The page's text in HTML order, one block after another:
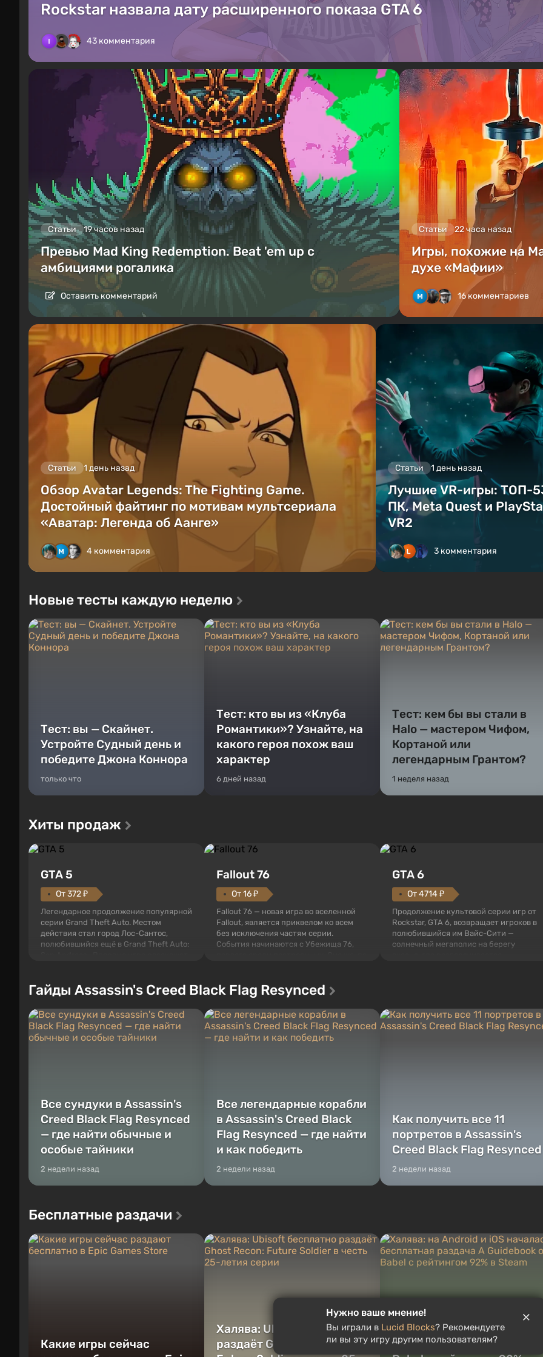
Rockstar назвала дату расширенного показа GTA 6
43 комментария
Статьи 19 часов назад
Превью Mad King Redemption. Beat 'em up с
амбициями рогалика
Оставить комментарий
Статьи 22 часа назад
Игры, похожие на
духе «Мафии»
16 комментариев
Статьи 1 день назад
Обзор Avatar Legends: The Fighting Game.
Достойный файтинг по мотивам мультсериала
«Аватар: Легенда об Аанге»
4 комментария
Статьи 1 день назад
Лучшие VR-игры: ТОП-
ПК, Meta Quest и
VR2
3 комментария
Новые тесты каждую неделю
Тест: вы — Скайнет.
Устройте Судный день и
победите Джона Коннора
только что
Тест: кто вы из «Клуба
Романтики»? Узнайте, на
какого героя похож ваш
характер
6 дней назад
Тест: кем бы вы стали в
Halo — мастером Чифом,
Кортаной или
легендарным Грантом?
1 неделя назад
Хиты продаж
GTA 5
От 372 ₽
Легендарное продолжение популярной
серии Grand Theft Auto. Местом
действия стал город Лос-Сантос,
полюбившийся ещё в Grand Theft Auto:
которыми вы сможете переключаться в
любое время. Жанр и...
Fallout 76
От 16 ₽
Fallout 76 — новая игра во вселенной
Fallout, является приквелом ко всем
без исключения частям серии.
События начинаются с Убежища 76,
как на Америку упадут ядерные бомбы.
Место действия Fallout...
GTA 6
От 4714 ₽
Продолжение культовой серии игр от
Rockstar, GTA 6, возвращает игроков в
полюбившийся им Вайс-Сити —
солнечный мегаполис на берегу
неприятности. И...
Гайды Assassin's Creed Black Flag Resynced
Все сундуки в Assassin's
Creed Black Flag Resynced
— где найти обычные и
особые тайники
2 недели назад
Все легендарные корабли
в Assassin's Creed Black
Flag Resynced — где найти
и как победить
2 недели назад
Как получить все 11
портретов в Assassin's
Creed Black Flag Resynced
2 недели назад
Бесплатные раздачи
Какие игры сейчас
Халява: Ubisoft бесплатно
раздаёт Ghost Recon:
Халява: на Android и iOS
началась бесплатная
раздача A Guidebook of
Нужно ваше мнение!
Вы играли в Lucid Blocks? Рекомендуете
ли вы эту игру другим пользователям?